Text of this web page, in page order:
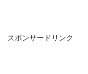
スポンサードリンク